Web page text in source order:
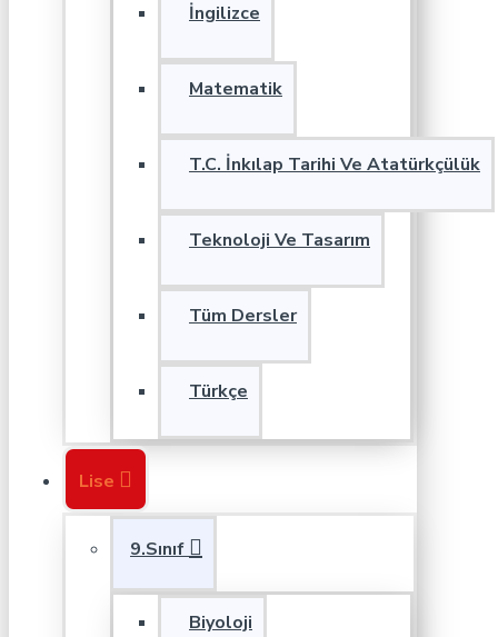
İngilizce
Matematik
T.C. İnkılap Tarihi Ve Atatürkçülük
Teknoloji Ve Tasarım
Tüm Dersler
Türkçe
Lise
9.Sınıf
Biyoloji